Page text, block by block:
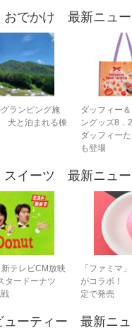
おでかけ 最新ニュー
ランピング施
犬と泊まれる棟
ダッフィー
ングッズ8
ダッフィー
も登場
スイーツ 最新ニュー
テレビCM放映
ードーナツ
「ファミマ
がコラボ！
定で発売
ューティー 最新ニュ